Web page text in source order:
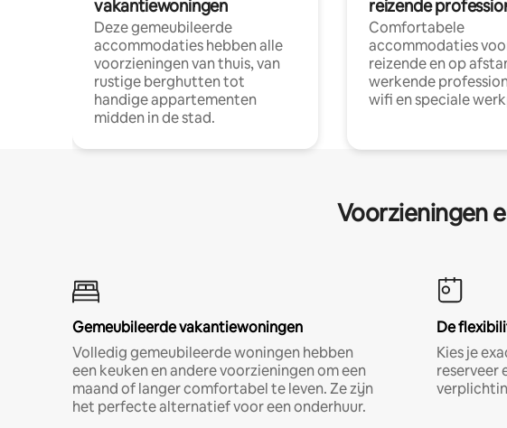
vakantiewoningen
Deze gemeubileerde
accommodaties hebben alle
voorzieningen van thuis, van
rustige berghutten tot
handige appartementen
midden in de stad.
reizende
Comfortabele
accommodaties
reizende en op
werkende
wifi en speciale
Voorzieningen
Gemeubileerde vakantiewoningen
Volledig gemeubileerde woningen hebben
een keuken en andere voorzieningen om een
maand of langer comfortabel te leven. Ze zijn
het perfecte alternatief voor een onderhuur.
De
Kies je
reserveer